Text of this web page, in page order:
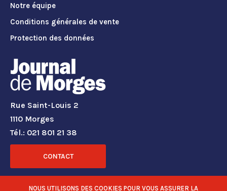
Notre équipe
Conditions générales de vente
Protection des données
Rue Saint-Louis 2
1110 Morges
Tél.: 021 801 21 38
CONTACT
RÉSEAUX SOCIAUX
NOUS UTILISONS DES COOKIES POUR VOUS ASSURER LA